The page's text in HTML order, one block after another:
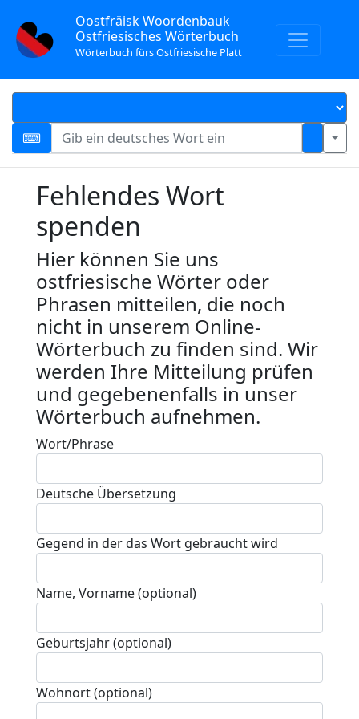
Oostfräisk Woordenbauk
Ostfriesisches Wörterbuch
Wörterbuch fürs Ostfriesische Platt
Fehlendes Wort
spenden
Hier können Sie uns
ostfriesische Wörter oder
Phrasen mitteilen, die noch
nicht in unserem Online-
Wörterbuch zu finden sind. Wir
werden Ihre Mitteilung prüfen
und gegebenenfalls in unser
Wörterbuch aufnehmen.
Wort/Phrase
Deutsche Übersetzung
Gegend in der das Wort gebraucht wird
Name, Vorname (optional)
Geburtsjahr (optional)
Wohnort (optional)